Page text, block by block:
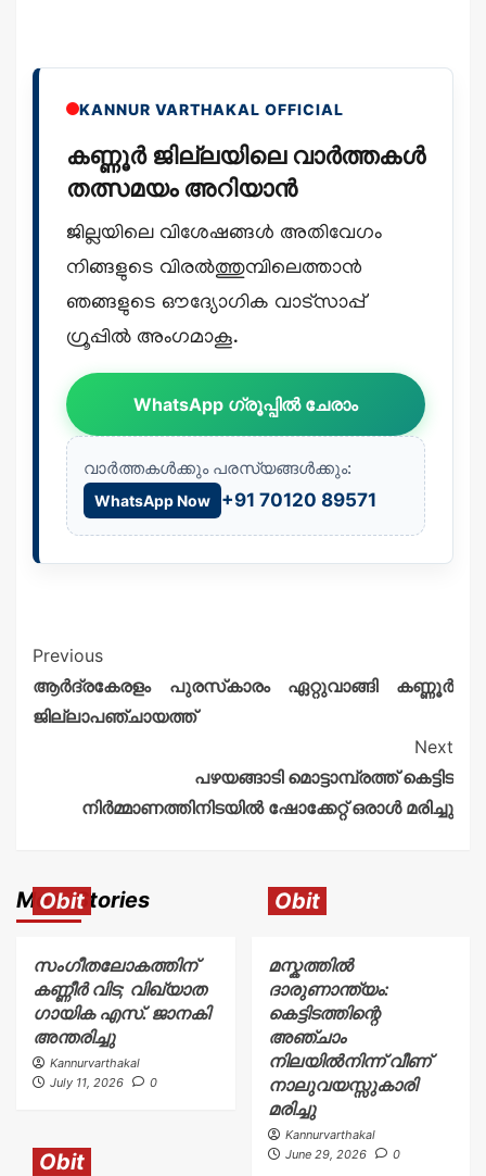
KANNUR VARTHAKAL OFFICIAL
കണ്ണൂർ ജില്ലയിലെ വാർത്തകൾ
തത്സമയം അറിയാൻ
ജില്ലയിലെ വിശേഷങ്ങൾ അതിവേഗം
നിങ്ങളുടെ വിരൽത്തുമ്പിലെത്താൻ
ഞങ്ങളുടെ ഔദ്യോഗിക വാട്സാപ്പ്
ഗ്രൂപ്പിൽ അംഗമാകൂ.
WhatsApp ഗ്രൂപ്പിൽ ചേരാം
വാർത്തകൾക്കും പരസ്യങ്ങൾക്കും:
WhatsApp Now +91 70120 89571
Previous
ആർദ്രകേരളം പുരസ്‌കാരം ഏറ്റുവാങ്ങി കണ്ണൂർ
ജില്ലാപഞ്ചായത്ത്
Next
പഴയങ്ങാടി മൊട്ടാമ്പ്രത്ത് കെട്ടിട
നിർമ്മാണത്തിനിടയിൽ ഷോക്കേറ്റ് ഒരാൾ മരിച്ചു
More Stories
Obit
സംഗീതലോകത്തിന്
കണ്ണീർ വിട; വിഖ്യാത
ഗായിക എസ്. ജാനകി
അന്തരിച്ചു
Kannurvarthakal
July 11, 2026
0
Obit
മസ്കത്തിൽ
ദാരുണാന്ത്യം:
കെട്ടിടത്തിന്റെ
അഞ്ചാം
നിലയിൽനിന്ന് വീണ്
നാലുവയസ്സുകാരി
മരിച്ചു
Kannurvarthakal
June 29, 2026
0
Obit